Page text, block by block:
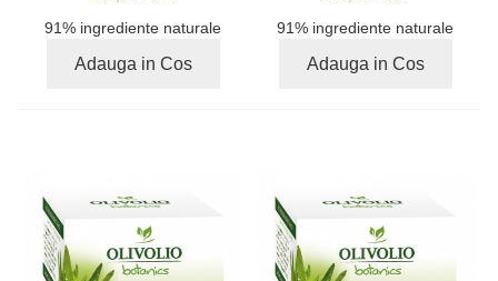
91% ingrediente naturale
Adauga in Cos
91% ingrediente naturale
Adauga in Cos